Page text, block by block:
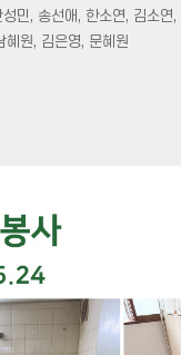
민, 송선애, 한소연, 김소
혜원, 김은영, 문혜원